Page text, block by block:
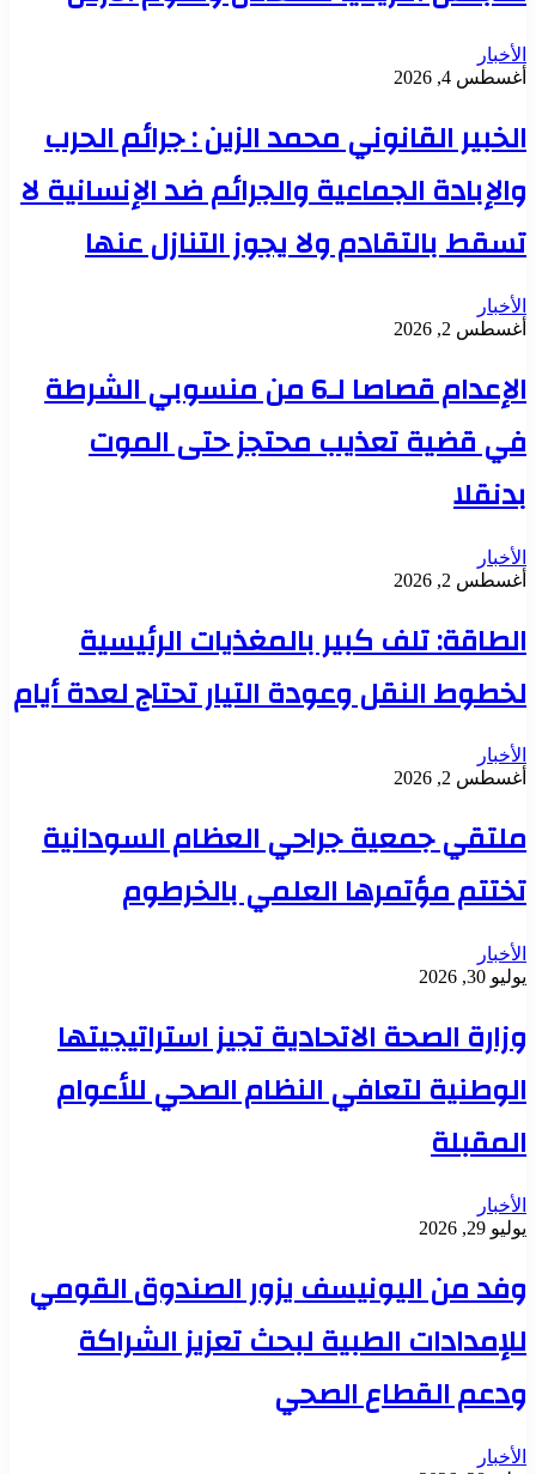
الأخبار
أغسطس 4, 2026
الخبير القانوني محمد الزين : جرائم الحرب
والإبادة الجماعية والجرائم ضد الإنسانية لا
تسقط بالتقادم ولا يجوز التنازل عنها
الأخبار
أغسطس 2, 2026
الإعدام قصاصا لـ6 من منسوبي الشرطة
في قضية تعذيب محتجز حتى الموت
بدنقلا
الأخبار
أغسطس 2, 2026
الطاقة: تلف كبير بالمغذيات الرئيسية
لخطوط النقل وعودة التيار تحتاج لعدة أيام
الأخبار
أغسطس 2, 2026
ملتقي جمعية جراحي العظام السودانية
تختتم مؤتمرها العلمي بالخرطوم
الأخبار
يوليو 30, 2026
وزارة الصحة الاتحادية تجيز استراتيجيتها
الوطنية لتعافي النظام الصحي للأعوام
المقبلة
الأخبار
يوليو 29, 2026
وفد من اليونيسف يزور الصندوق القومي
للإمدادات الطبية لبحث تعزيز الشراكة
ودعم القطاع الصحي
الأخبار